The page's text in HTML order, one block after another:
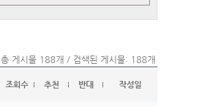
총 게시물 188개 / 검색된 게시물: 188개
조회수 추천 반대 작성일